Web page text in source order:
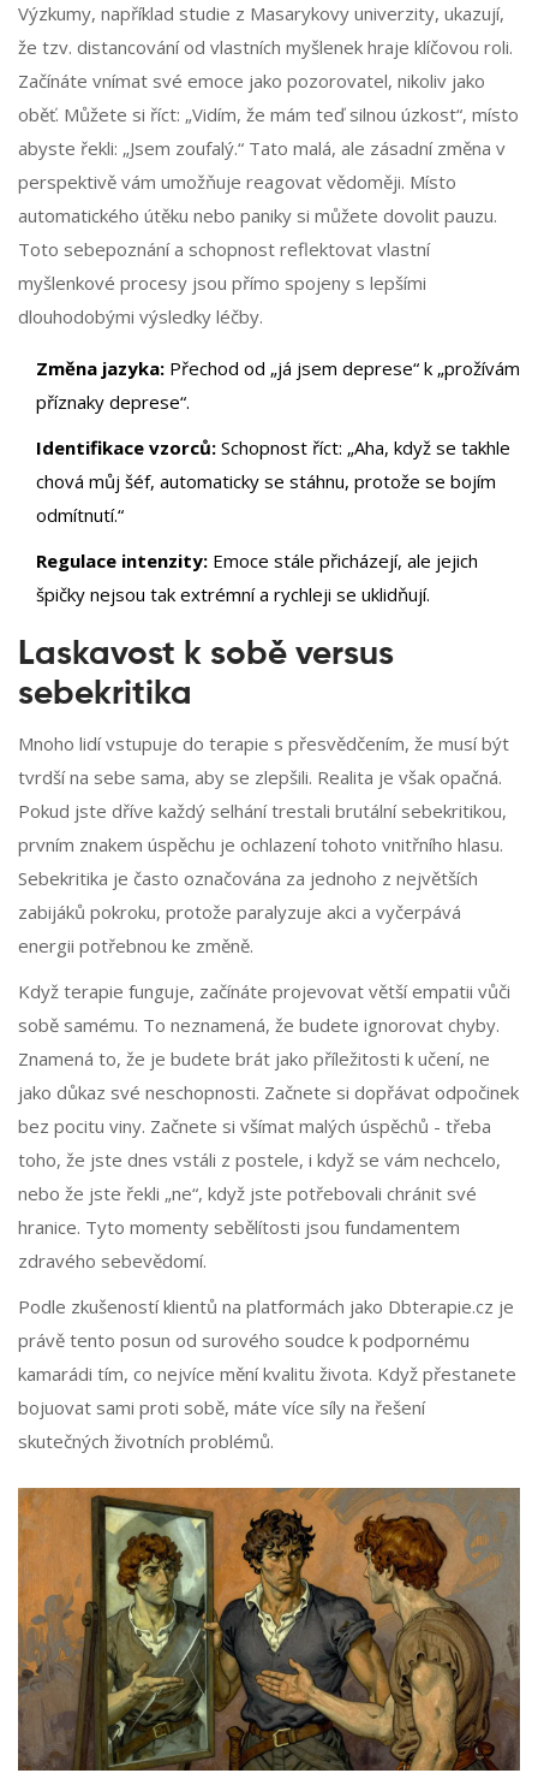
Výzkumy, například studie z Masarykovy univerzity, ukazují,
že tzv. distancování od vlastních myšlenek hraje klíčovou roli.
Začínáte vnímat své emoce jako pozorovatel, nikoliv jako
oběť. Můžete si říct: „Vidím, že mám teď silnou úzkost“, místo
abyste řekli: „Jsem zoufalý.“ Tato malá, ale zásadní změna v
perspektivě vám umožňuje reagovat vědoměji. Místo
automatického útěku nebo paniky si můžete dovolit pauzu.
Toto sebepoznání a schopnost reflektovat vlastní
myšlenkové procesy jsou přímo spojeny s lepšími
dlouhodobými výsledky léčby.
Změna jazyka: Přechod od „já jsem deprese“ k „prožívám
příznaky deprese“.
Identifikace vzorců: Schopnost říct: „Aha, když se takhle
chová můj šéf, automaticky se stáhnu, protože se bojím
odmítnutí.“
Regulace intenzity: Emoce stále přicházejí, ale jejich
špičky nejsou tak extrémní a rychleji se uklidňují.
Laskavost k sobě versus
sebekritika
Mnoho lidí vstupuje do terapie s přesvědčením, že musí být
tvrdší na sebe sama, aby se zlepšili. Realita je však opačná.
Pokud jste dříve každý selhání trestali brutální sebekritikou,
prvním znakem úspěchu je ochlazení tohoto vnitřního hlasu.
Sebekritika je často označována za jednoho z největších
zabijáků pokroku, protože paralyzuje akci a vyčerpává
energii potřebnou ke změně.
Když terapie funguje, začínáte projevovat větší empatii vůči
sobě samému. To neznamená, že budete ignorovat chyby.
Znamená to, že je budete brát jako příležitosti k učení, ne
jako důkaz své neschopnosti. Začnete si dopřávat odpočinek
bez pocitu viny. Začnete si všímat malých úspěchů - třeba
toho, že jste dnes vstáli z postele, i když se vám nechcelo,
nebo že jste řekli „ne“, když jste potřebovali chránit své
hranice. Tyto momenty sebělítosti jsou fundamentem
zdravého sebevědomí.
Podle zkušeností klientů na platformách jako Dbterapie.cz je
právě tento posun od surového soudce k podpornému
kamarádi tím, co nejvíce mění kvalitu života. Když přestanete
bojuovat sami proti sobě, máte více síly na řešení
skutečných životních problémů.